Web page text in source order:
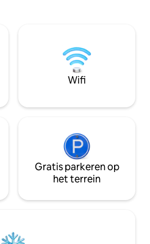
en
–
is echt
volwassenen.
Wifi
Gratis parkeren op
het terrein